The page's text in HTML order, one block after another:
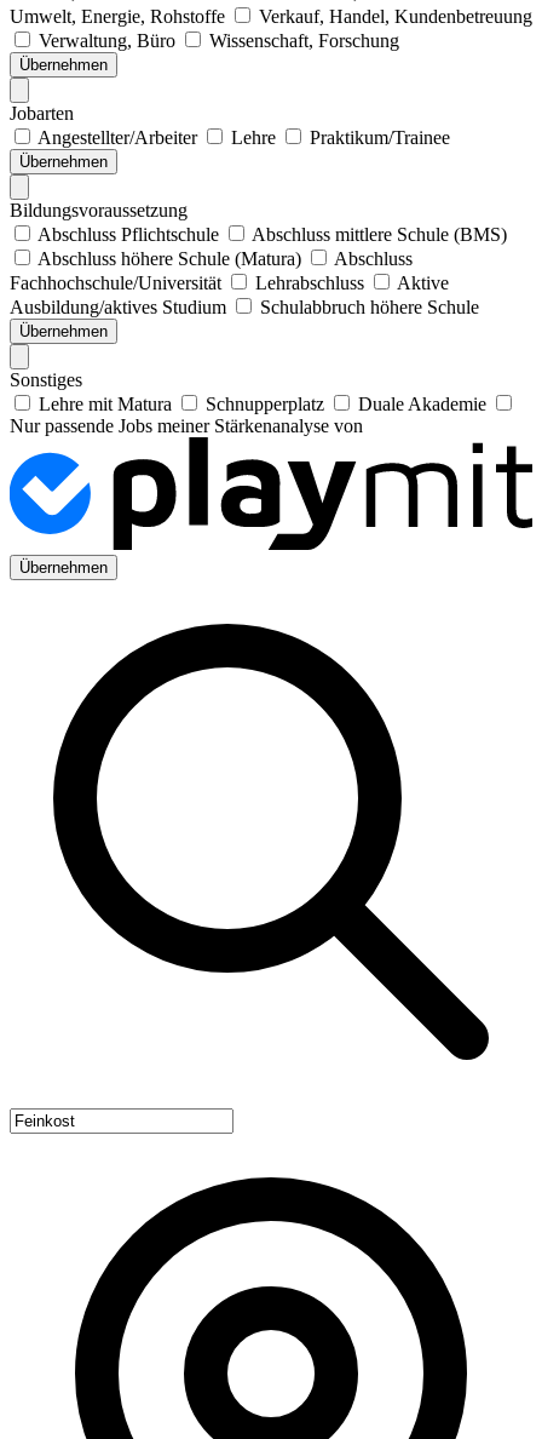
Umwelt, Energie, Rohstoffe
Verkauf, Handel, Kundenbetreuung
Verwaltung, Büro
Wissenschaft, Forschung
Übernehmen
Jobarten
Angestellter/Arbeiter
Lehre Praktikum/Trainee
Übernehmen
Bildungsvoraussetzung
Abschluss Pflichtschule
Abschluss mittlere Schule (BMS)
Abschluss höhere Schule (Matura)
Abschluss
Fachhochschule/Universität
Lehrabschluss
Aktive
Ausbildung/aktives Studium
Schulabbruch höhere Schule
Übernehmen
Sonstiges
Lehre mit Matura
Schnupperplatz
Duale Akademie
Nur passende Jobs meiner Stärkenanalyse von
Übernehmen